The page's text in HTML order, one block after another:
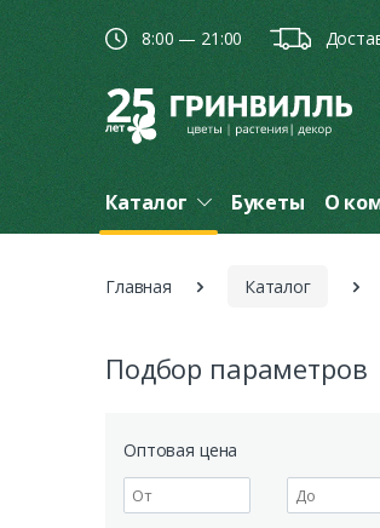
8:00 — 21:00
Каталог Букеты О
Главная Каталог
Подбор параметров
Оптовая цена